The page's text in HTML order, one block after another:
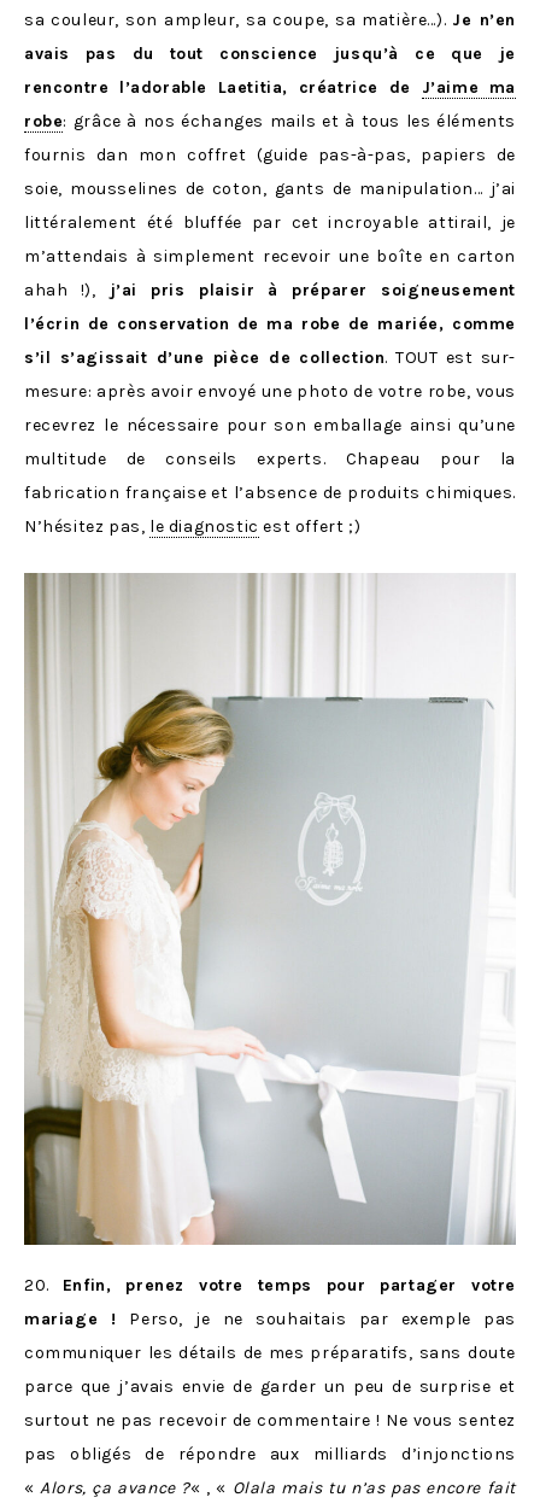
sa couleur, son ampleur, sa coupe, sa matière…). Je n’en
avais pas du tout conscience jusqu’à ce que je
rencontre l’adorable Laetitia, créatrice de J’aime ma
robe: grâce à nos échanges mails et à tous les éléments
fournis dan mon coffret (guide pas-à-pas, papiers de
soie, mousselines de coton, gants de manipulation… j’ai
littéralement été bluffée par cet incroyable attirail, je
m’attendais à simplement recevoir une boîte en carton
ahah !), j’ai pris plaisir à préparer soigneusement
l’écrin de conservation de ma robe de mariée, comme
s’il s’agissait d’une pièce de collection. TOUT est sur-
mesure: après avoir envoyé une photo de votre robe, vous
recevrez le nécessaire pour son emballage ainsi qu’une
multitude de conseils experts. Chapeau pour la
fabrication française et l’absence de produits chimiques.
N’hésitez pas, le diagnostic est offert ;)
20. Enfin, prenez votre temps pour partager votre
mariage !
Perso, je ne souhaitais par exemple pas
communiquer les détails de mes préparatifs, sans doute
parce que j’avais envie de garder un peu de surprise et
surtout ne pas recevoir de commentaire ! Ne vous sentez
pas obligés de répondre aux milliards d’injonctions
«Alors, ça avance ?« , « Olala mais tu n’as pas encore fait